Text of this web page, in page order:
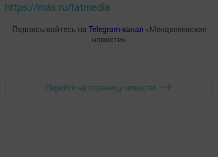
https://max.ru/tatmedia
Подписывайтесь на Telegram-канал «Менделеевские
новости»
Перейти на страницу новости